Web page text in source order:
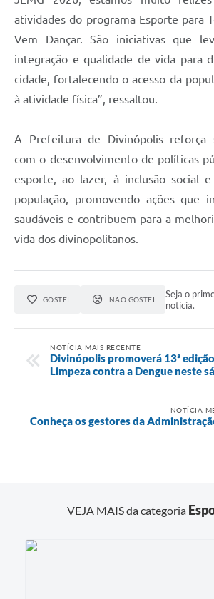
atividades do programa Esporte para
Vem Dançar. São iniciativas que
integração e qualidade de vida para
cidade, fortalecendo o acesso da
à atividade física”, ressaltou.
A Prefeitura de Divinópolis reforça
com o desenvolvimento de políticas
esporte, ao lazer, à inclusão social
população, promovendo ações que
saudáveis e contribuem para a
vida dos divinopolitanos.
GOSTEI NÃO GOSTEI
Seja o
notícia.
NOTÍCIA MAIS RECENTE
Divinópolis promoverá 13ª
Limpeza contra a Dengue neste
NOTÍCIA
Conheça os gestores da
VEJA MAIS da categoria